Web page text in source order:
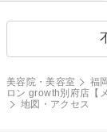
美容院・美容室 福
ロン growth別府店【
地図・アクセス